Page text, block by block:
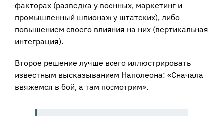
факторах (разведка у военных, маркетинг и
промышленный шпионаж у штатских), либо
повышением своего влияния на них (вертикальная
интеграция).
Второе решение лучше всего иллюстрировать
известным высказыванием Наполеона: «Сначала
ввяжемся в бой, а там посмотрим».